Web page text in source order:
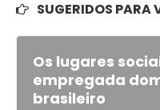
SUGERIDOS PARA
Os lugares
empregada
brasileiro